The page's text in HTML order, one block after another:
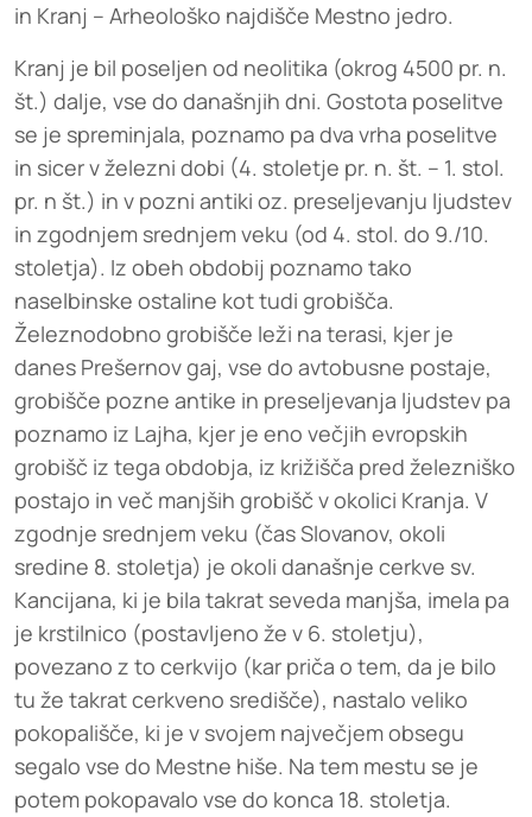
in Kranj – Arheološko najdišče Mestno jedro.
Kranj je bil poseljen od neolitika (okrog 4500 pr. n.
št.) dalje, vse do današnjih dni. Gostota poselitve
se je spreminjala, poznamo pa dva vrha poselitve
in sicer v železni dobi (4. stoletje pr. n. št. – 1. stol.
pr. n št.) in v pozni antiki oz. preseljevanju ljudstev
in zgodnjem srednjem veku (od 4. stol. do 9./10.
stoletja). Iz obeh obdobij poznamo tako
naselbinske ostaline kot tudi grobišča.
Železnodobno grobišče leži na terasi, kjer je
danes Prešernov gaj, vse do avtobusne postaje,
grobišče pozne antike in preseljevanja ljudstev pa
poznamo iz Lajha, kjer je eno večjih evropskih
grobišč iz tega obdobja, iz križišča pred železniško
postajo in več manjših grobišč v okolici Kranja. V
zgodnje srednjem veku (čas Slovanov, okoli
sredine 8. stoletja) je okoli današnje cerkve sv.
Kancijana, ki je bila takrat seveda manjša, imela pa
je krstilnico (postavljeno že v 6. stoletju),
povezano z to cerkvijo (kar priča o tem, da je bilo
tu že takrat cerkveno središče), nastalo veliko
pokopališče, ki je v svojem največjem obsegu
segalo vse do Mestne hiše. Na tem mestu se je
potem pokopavalo vse do konca 18. stoletja.